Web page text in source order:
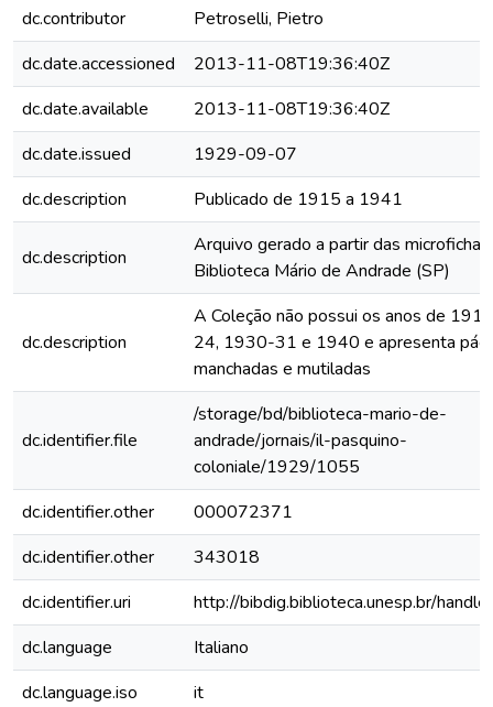
dc.contributor
Petroselli, Pietro
dc.date.accessioned
2013-11-08T19:36:40Z
dc.date.available
2013-11-08T19:36:40Z
dc.date.issued
1929-09-07
dc.description
Publicado de 1915 a 1941
dc.description
Arquivo gerado a partir das
Biblioteca Mário de Andrade (SP)
dc.description
A Coleção não possui os anos de
24, 1930-31 e 1940 e apresenta
manchadas e mutiladas
dc.identifier.file
/storage/bd/biblioteca-mario-de-
andrade/jornais/il-pasquino-
coloniale/1929/1055
dc.identifier.other
000072371
dc.identifier.other
343018
dc.identifier.uri
http://bibdig.biblioteca.unesp.br/
dc.language
Italiano
dc.language.iso
it